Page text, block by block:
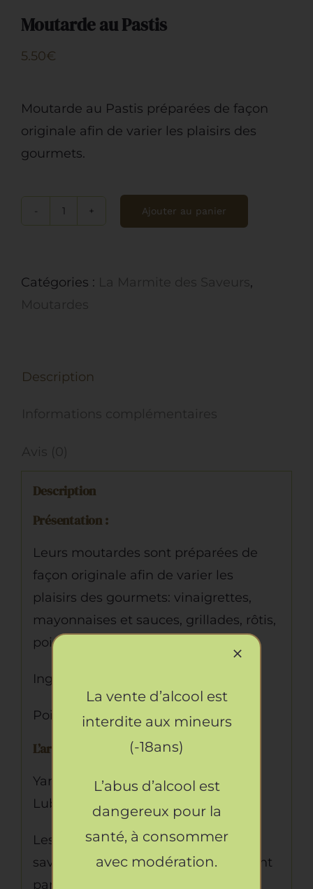
Moutarde au Pastis
5.50€
Moutarde au Pastis préparées de façon
originale afin de varier les plaisirs des
gourmets.
quantité
au
Ajouter au panier
Catégories :
,
Description
Description
Présentation :
Leurs moutardes sont préparées de
façon originale afin de varier les
plaisirs des gourmets: vinaigrettes,
mayonnaises et sauces, grillades, rôtis,
poissons,…
Ingrédients: Moutarde, pastis (5%).
Poids net : 180 g
L’artisan :
Yan Bosc, maître artisan cuisinier en
Luberon.
Les produits de La Marmite des
saveurs étant reconnu comme faisant
partie des meilleurs produits
La vente d’alcool est
interdite aux mineurs
(-18ans)
L’abus d’alcool est
dangereux pour la
santé, à consommer
avec modération.